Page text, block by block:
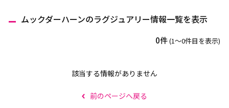
ムックダーハーンのラグジュアリー情報一覧を表示
0件(1〜0件目を表示)
該当する情報がありません
前のページへ戻る